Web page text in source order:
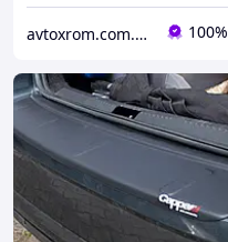
avtoxrom.com.ua 100%